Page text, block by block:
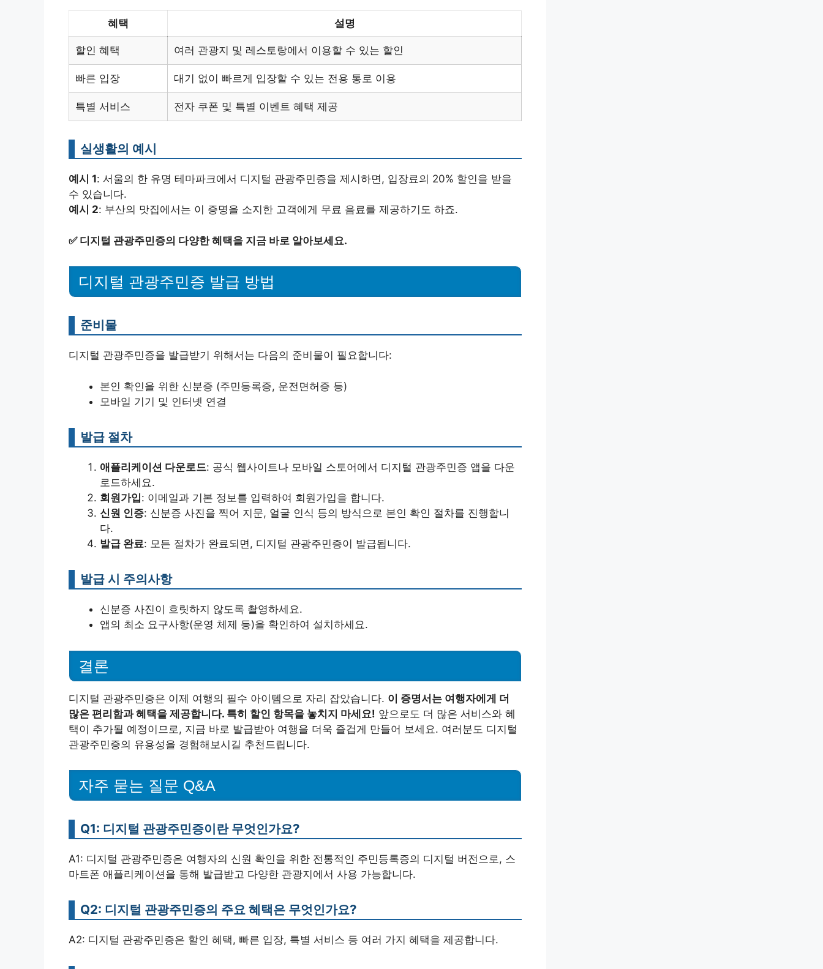
혜택 설명
할인 혜택 여러 관광지 및 레스토랑에서 이용할 수 있는 할인
빠른 입장 대기 없이 빠르게 입장할 수 있는 전용 통로 이용
특별 서비스 전자 쿠폰 및 특별 이벤트 혜택 제공
실생활의 예시
예시 1: 서울의 한 유명 테마파크에서 디지털 관광주민증을 제시하면, 입장료의 20% 할인을 받을
수 있습니다.
예시 2: 부산의 맛집에서는 이 증명을 소지한 고객에게 무료 음료를 제공하기도 하죠.
✅ 디지털 관광주민증의 다양한 혜택을 지금 바로 알아보세요.
디지털 관광주민증 발급 방법
준비물
디지털 관광주민증을 발급받기 위해서는 다음의 준비물이 필요합니다:
본인 확인을 위한 신분증 (주민등록증, 운전면허증 등)
모바일 기기 및 인터넷 연결
발급 절차
애플리케이션 다운로드: 공식 웹사이트나 모바일 스토어에서 디지털 관광주민증 앱을 다운
로드하세요.
회원가입: 이메일과 기본 정보를 입력하여 회원가입을 합니다.
신원 인증: 신분증 사진을 찍어 지문, 얼굴 인식 등의 방식으로 본인 확인 절차를 진행합니
다.
발급 완료: 모든 절차가 완료되면, 디지털 관광주민증이 발급됩니다.
발급 시 주의사항
신분증 사진이 흐릿하지 않도록 촬영하세요.
앱의 최소 요구사항(운영 체제 등)을 확인하여 설치하세요.
결론
디지털 관광주민증은 이제 여행의 필수 아이템으로 자리 잡았습니다. 이 증명서는 여행자에게 더
많은 편리함과 혜택을 제공합니다. 특히 할인 항목을 놓치지 마세요! 앞으로도 더 많은 서비스와 혜
택이 추가될 예정이므로, 지금 바로 발급받아 여행을 더욱 즐겁게 만들어 보세요. 여러분도 디지털
관광주민증의 유용성을 경험해보시길 추천드립니다.
자주 묻는 질문 Q&A
Q1: 디지털 관광주민증이란 무엇인가요?
A1: 디지털 관광주민증은 여행자의 신원 확인을 위한 전통적인 주민등록증의 디지털 버전으로, 스
마트폰 애플리케이션을 통해 발급받고 다양한 관광지에서 사용 가능합니다.
Q2: 디지털 관광주민증의 주요 혜택은 무엇인가요?
A2: 디지털 관광주민증은 할인 혜택, 빠른 입장, 특별 서비스 등 여러 가지 혜택을 제공합니다.